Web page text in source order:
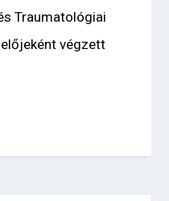
Traumatológiai
végzett